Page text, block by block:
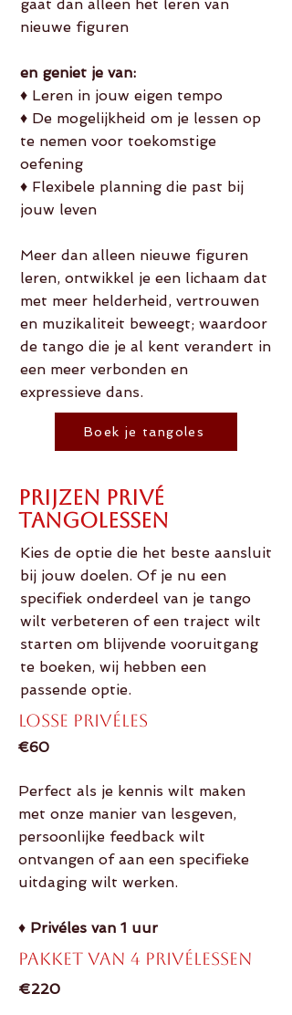
gaat dan alleen het leren van
nieuwe figuren
en geniet je van:
♦ Leren in jouw eigen tempo
♦ De mogelijkheid om je lessen op
te nemen voor toekomstige
oefening
♦ Flexibele planning die past bij
jouw leven
Meer dan alleen nieuwe figuren
leren, ontwikkel je een lichaam dat
met meer helderheid, vertrouwen
en muzikaliteit beweegt; waardoor
de tango die je al kent verandert in
een meer verbonden en
expressieve dans.
Boek je tangoles
Prijzen Privé
Tangolessen
Kies de optie die het beste aansluit
bij jouw doelen. Of je nu een
specifiek onderdeel van je tango
wilt verbeteren of een traject wilt
starten om blijvende vooruitgang
te boeken, wij hebben een
passende optie.
Losse Privéles
€60
Perfect als je kennis wilt maken
met onze manier van lesgeven,
persoonlijke feedback wilt
ontvangen of aan een specifieke
uitdaging wilt werken.
♦ Privéles van 1 uur
Pakket van 4 Privélessen
€220